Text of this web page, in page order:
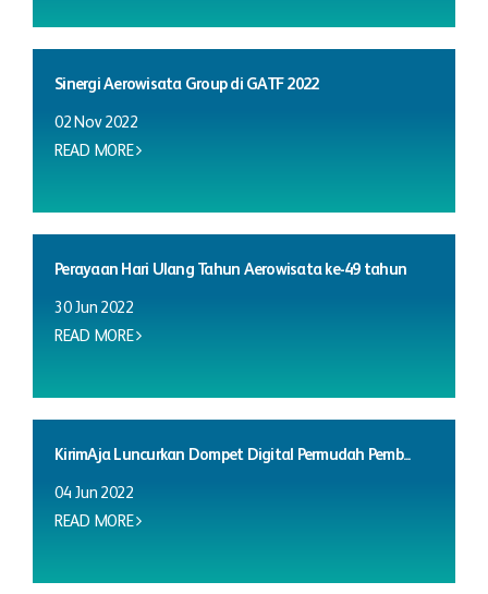
Sinergi Aerowisata Group di GATF 2022
02 Nov 2022
READ MORE
Perayaan Hari Ulang Tahun Aerowisata ke-49 tahun
30 Jun 2022
READ MORE
KirimAja Luncurkan Dompet Digital Permudah Pemb...
04 Jun 2022
READ MORE